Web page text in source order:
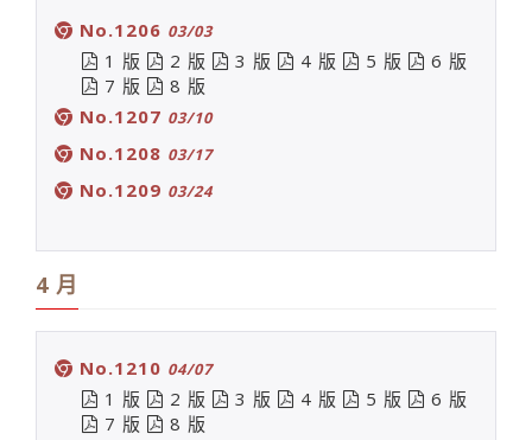
No.1206 03/03
1 版 2 版 3 版 4 版 5 版
6 版
7 版
8 版
No.1207 03/10
No.1208 03/17
No.1209 03/24
4 月
No.1210 04/07
1 版 2 版 3 版 4 版 5 版
6 版
7 版
8 版